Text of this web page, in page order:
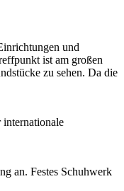
und
ist am großen
zu sehen. Da die
internationale
an. Festes Schuhwerk